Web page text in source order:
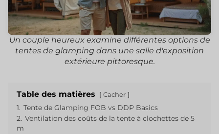
Un couple heureux examine différentes options de
tentes de glamping dans une salle d'exposition
extérieure pittoresque.
Table des matières Cacher
1. Tente de Glamping FOB vs DDP Basics
2. Ventilation des coûts de la tente à clochettes de 5
m